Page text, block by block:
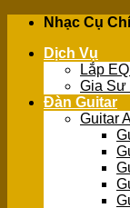
Skip
content
Nhạc Cụ
Dịch Vụ
Lắp
Gia Sư
Đàn Guitar
Guitar